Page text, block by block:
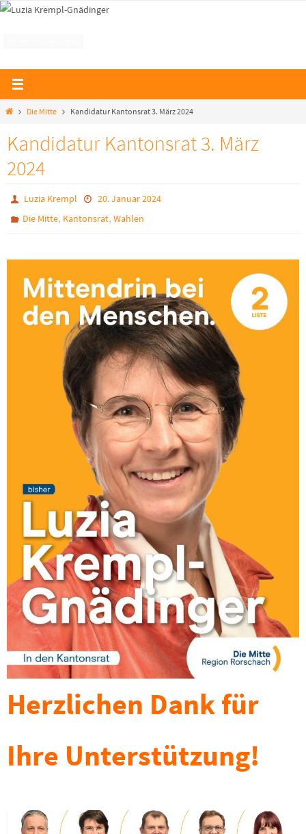
Zum
Luzia Krempl-Gnädinger
HomeDie Mitte Kandidatur Kantonsrat 3. März 2024
Kandidatur Kantonsrat 3. März
2024
Luzia Krempl
20. Januar 2024
Die Mitte, Kantonsrat,Wahlen
Herzlichen Dank für
Ihre Unterstützung!